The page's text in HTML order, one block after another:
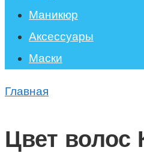
Маникюр
Аксессуары
Маски
Главная
Цвет волос